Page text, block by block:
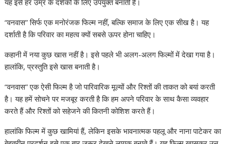
यह इसे हर उम्र के दर्शकों के लिए उपयुक्त बनाती है।
“वनवास” सिर्फ एक मनोरंजक फिल्म नहीं, बल्कि समाज के लिए एक सीख है। यह
दर्शाती है कि परिवार का महत्व क्यों सबसे ऊपर होना चाहिए।
कहानी में नया कुछ खास नहीं है। इसे पहले भी अलग-अलग फिल्मों में देखा गया है।
हालांकि, प्रस्तुति इसे खास बनाती है।
“वनवास” एक ऐसी फिल्म है जो पारिवारिक मूल्यों और रिश्तों की ताकत को बयां करती
है। यह हमें सोचने पर मजबूर करती है कि हम अपने परिवार के साथ कैसा व्यवहार
करते हैं और रिश्तों को सहेजने की कितनी कोशिश करते हैं।
हालांकि फिल्म में कुछ खामियां हैं, लेकिन इसके भावनात्मक पहलू और नाना पाटेकर का